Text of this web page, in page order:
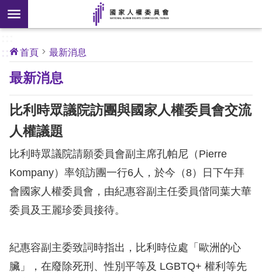
前往主要內容區塊
搜
尋
開
新
]
核
心
人
權
公
約
關
於
本
會
最
消
息
:::
首頁 最新消息
最新消息
比利時眾議院訪團與國家人權委員會交流
人權議題
比利時眾議院請願委員會副主席孔帕尼（Pierre
Kompany）率領訪團一行6人，於今（8）日下午拜
會國家人權委員會，由紀惠容副主任委員偕同葉大華
委員及王麗珍委員接待。
紀惠容副主委致詞時指出，比利時位處「歐洲的心
臟」，在廢除死刑、性別平等及 LGBTQ+ 權利等先